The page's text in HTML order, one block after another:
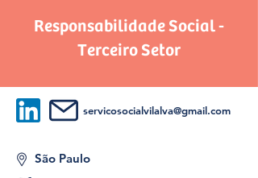
Responsabilidade Social -
Terceiro Setor
servicosocialvilalva@gmail.com
São Paulo